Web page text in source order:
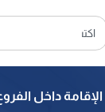
الإقامة داخل